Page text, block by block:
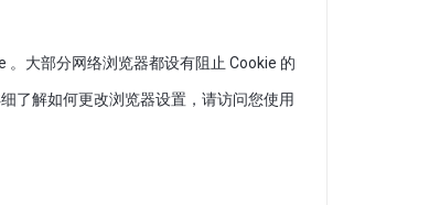
。大部分网络浏览器都设有阻止 Cookie 的
了解如何更改浏览器设置，请访问您使用